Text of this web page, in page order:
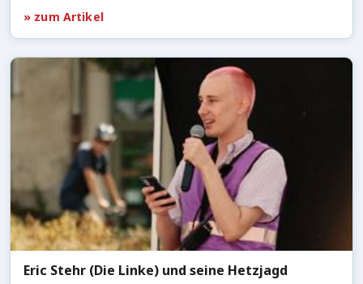
» zum Artikel
Eric Stehr (Die Linke) und seine Hetzjagd